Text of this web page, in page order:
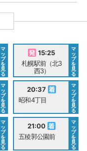
マ
ッ
プ
を
見
る
15:25
札幌駅前（北3
西3）
マ
ッ
プ
を
見
る
マ
ッ
プ
を
見
る
20:37
昭和4丁目
マ
ッ
プ
を
見
る
マ
ッ
プ
を
見
る
21:00
五稜郭公園前
マ
ッ
プ
を
見
る